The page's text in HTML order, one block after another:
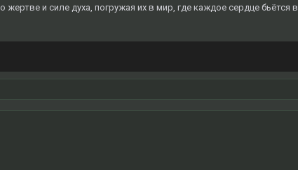
жертве и силе духа, погружая их в мир, где каждое сердце бьётся в